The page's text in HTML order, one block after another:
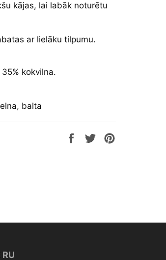
kājas, lai labāk noturētu
ar lielāku tilpumu.
kokvilna.
balta
Share Tweet
RU